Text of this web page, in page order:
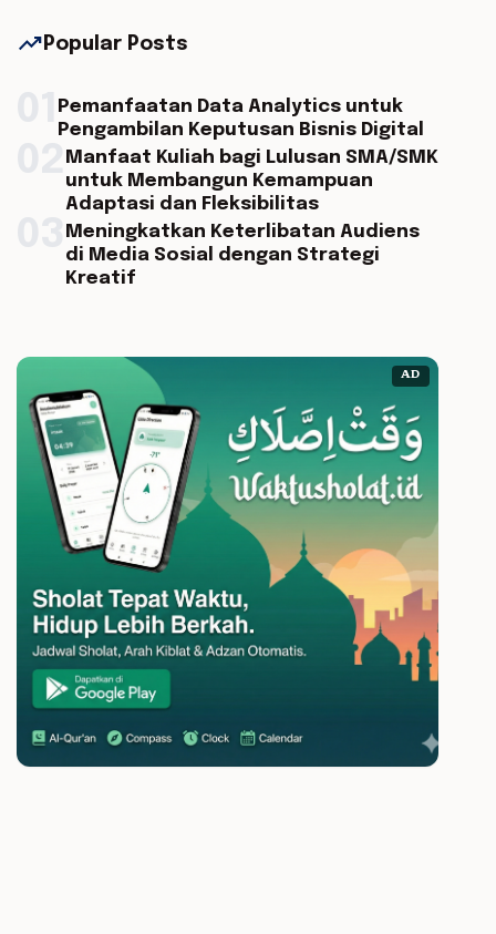
trending_up Popular Posts
Pemanfaatan Data Analytics untuk
Pengambilan Keputusan Bisnis Digital
Manfaat Kuliah bagi Lulusan SMA/SMK
untuk Membangun Kemampuan
Adaptasi dan Fleksibilitas
Meningkatkan Keterlibatan Audiens
di Media Sosial dengan Strategi
Kreatif
AD